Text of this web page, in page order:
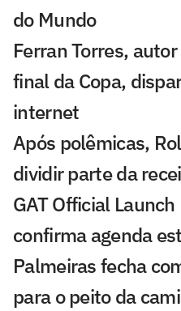
do Mundo
Ferran Torres,
final da Copa,
internet
Após polêmicas,
dividir parte da
GAT Official
confirma agenda
Palmeiras fecha
para o peito da